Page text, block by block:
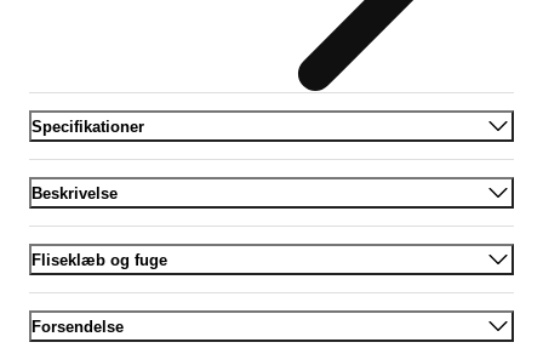
Specifikationer
Beskrivelse
Fliseklæb og fuge
Forsendelse